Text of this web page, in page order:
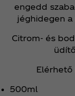
engedd
jéghidegen
Citrom- és
Elérhető
500ml